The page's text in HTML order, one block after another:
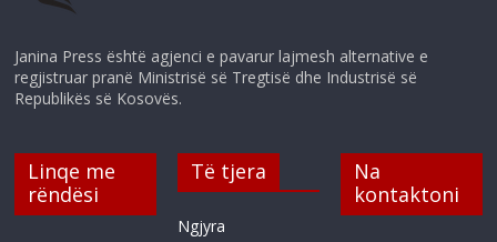
Janina Press është agjenci e pavarur lajmesh alternative e
regjistruar pranë Ministrisë së Tregtisë dhe Industrisë së
Republikës së Kosovës.
Linqe me
rëndësi
Të tjera
Ngjyra
Na
kontaktoni